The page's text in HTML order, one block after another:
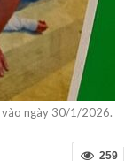
vào ngày 30/1/2026.
259